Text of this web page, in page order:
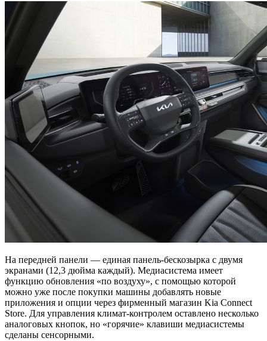
На передней панели — единая панель-бескозырка с двумя
экранами (12,3 дюйма каждый). Медиасистема имеет
функцию обновления «по воздуху», с помощью которой
можно уже после покупки машины добавлять новые
приложения и опции через фирменный магазин Kia Connect
Store. Для управления климат-контролем оставлено несколько
аналоговых кнопок, но «горячие» клавиши медиасистемы
сделаны сенсорными.